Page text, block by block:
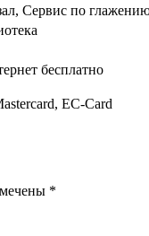
Сервис по
бесплатно
EC-Card
*